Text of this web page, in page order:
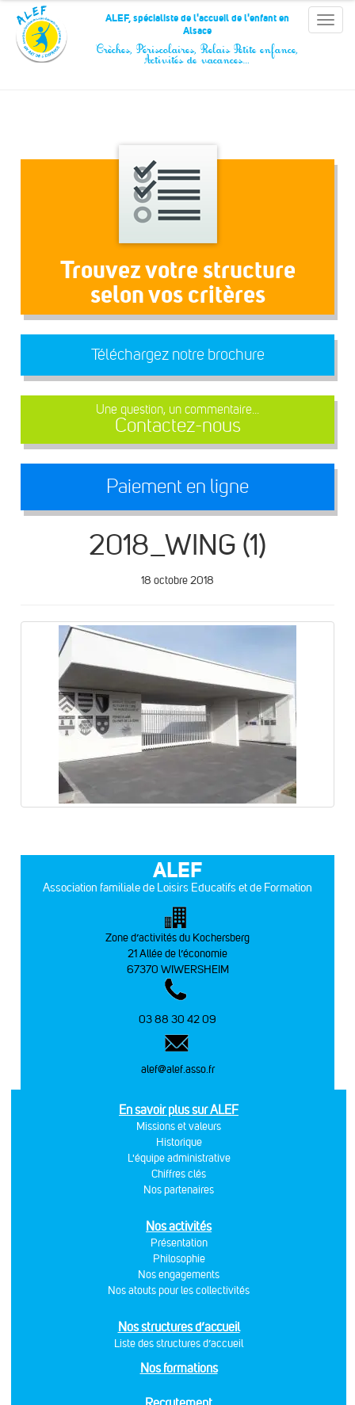
Panneau de gestion des cookies
Toggle
ALEF, spécialiste de l'accueil de l'enfant en
Alsace
Crèches, Périscolaires, Relais Petite enfance,
Activités de vacances…
Trouvez votre structure
selon vos critères
Téléchargez notre brochure
Une question, un commentaire...
Contactez-nous
Paiement en ligne
2018_WING (1)
18 octobre 2018
ALEF
Association familiale de Loisirs Educatifs et de Formation
Zone d’activités du Kochersberg
21 Allée de l’économie
67370 WIWERSHEIM
03 88 30 42 09
alef@alef.asso.fr
En savoir plus sur ALEF
Missions et valeurs
Historique
L'équipe administrative
Chiffres clés
Nos partenaires
Nos activités
Présentation
Philosophie
Nos engagements
Nos atouts pour les collectivités
Nos structures d’accueil
Liste des structures d’accueil
Nos formations